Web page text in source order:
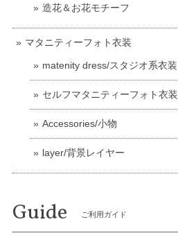
造花＆お花モチーフ
マタニティーフォト衣装
matenity dress/スタジオ系衣装
セルフマタニティーフォト衣装
Accessories/小物
layer/背景レイヤー
Guide ご利用ガイド